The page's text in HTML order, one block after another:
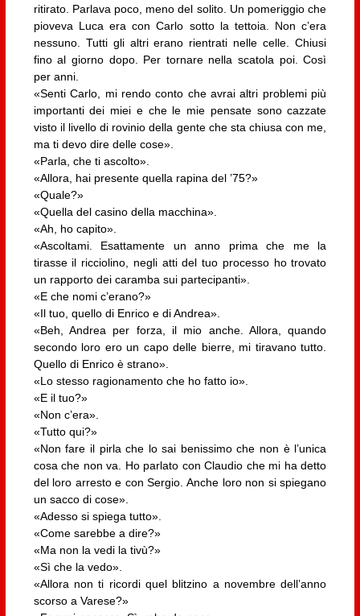
ritirato. Parlava poco, meno del solito. Un pomeriggio che
pioveva Luca era con Carlo sotto la tettoia. Non c’era
nessuno. Tutti gli altri erano rientrati nelle celle. Chiusi
fino al giorno dopo. Per tornare nella scatola poi. Così
per anni.
«Senti Carlo, mi rendo conto che avrai altri problemi più
importanti dei miei e che le mie pensate sono cazzate
visto il livello di rovinio della gente che sta chiusa con me,
ma ti devo dire delle cose».
«Parla, che ti ascolto».
«Allora, hai presente quella rapina del ’75?»
«Quale?»
«Quella del casino della macchina».
«Ah, ho capito».
«Ascoltami. Esattamente un anno prima che me la
tirasse il ricciolino, negli atti del tuo processo ho trovato
un rapporto dei caramba sui partecipanti».
«E che nomi c’erano?»
«Il tuo, quello di Enrico e di Andrea».
«Beh, Andrea per forza, il mio anche. Allora, quando
secondo loro ero un capo delle bierre, mi tiravano tutto.
Quello di Enrico è strano».
«Lo stesso ragionamento che ho fatto io».
«E il tuo?»
«Non c’era».
«Tutto qui?»
«Non fare il pirla che lo sai benissimo che non è l’unica
cosa che non va. Ho parlato con Claudio che mi ha detto
del loro arresto e con Sergio. Anche loro non si spiegano
un sacco di cose».
«Adesso si spiega tutto».
«Come sarebbe a dire?»
«Ma non la vedi la tivù?»
«Sì che la vedo».
«Allora non ti ricordi quel blitzino a novembre dell’anno
scorso a Varese?»